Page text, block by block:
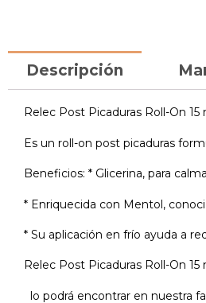
Descripción
Relec Post Picaduras Roll-On 15
Es un roll-on post picaduras
Beneficios: * Glicerina, para
* Enriquecida con Mentol,
* Su aplicación en frío ayuda a
Relec Post Picaduras Roll-On 15
lo podrá encontrar en nuestra